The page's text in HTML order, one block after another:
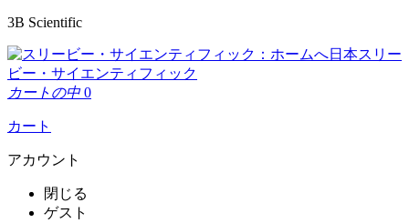
3B Scientific
日本スリー
ビー・サイエンティフィック
カートの中 0
カート
アカウント
閉じる
ゲスト